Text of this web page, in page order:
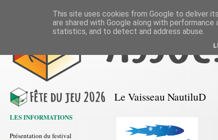
LES INFORMATIONS
Présentation du festival
Le Vaisseau NautiluD
This site uses cookies from Google to deliver
are shared with Google along with
statistics, and to detect and address abuse.